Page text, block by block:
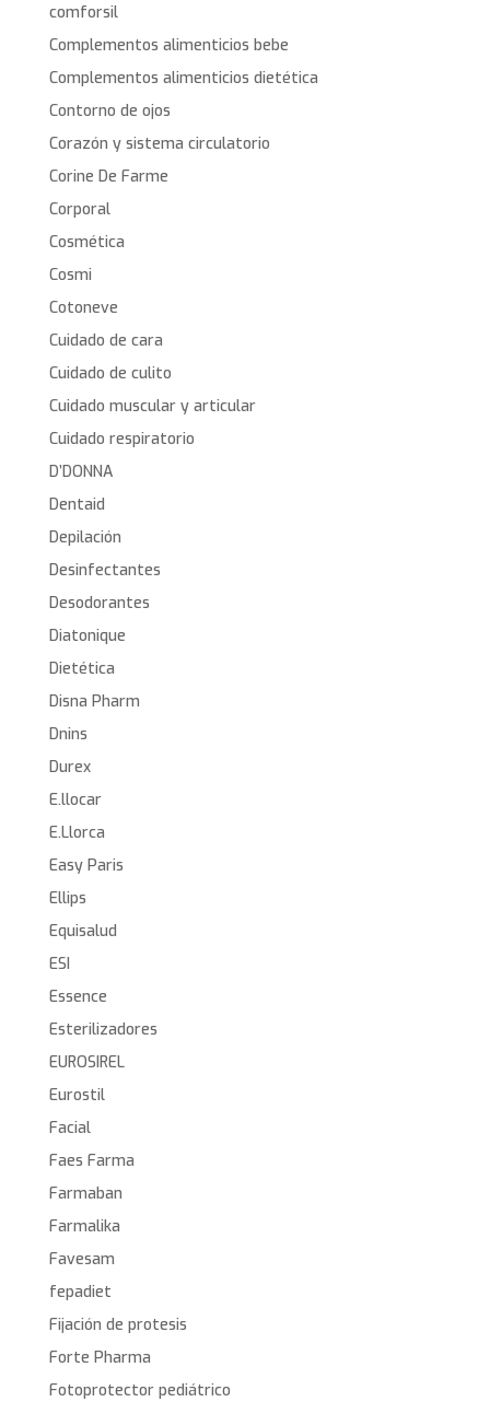
comforsil
Complementos alimenticios bebe
Complementos alimenticios dietética
Contorno de ojos
Corazón y sistema circulatorio
Corine De Farme
Corporal
Cosmética
Cosmi
Cotoneve
Cuidado de cara
Cuidado de culito
Cuidado muscular y articular
Cuidado respiratorio
D’DONNA
Dentaid
Depilación
Desinfectantes
Desodorantes
Diatonique
Dietética
Disna Pharm
Dnins
Durex
E.llocar
E.Llorca
Easy Paris
Ellips
Equisalud
ESI
Essence
Esterilizadores
EUROSIREL
Eurostil
Facial
Faes Farma
Farmaban
Farmalika
Favesam
fepadiet
Fijación de protesis
Forte Pharma
Fotoprotector pediátrico